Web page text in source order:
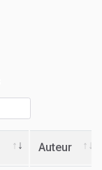
Auteur